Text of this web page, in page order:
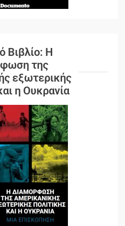
Βιβλίο: Η
της
εξωτερικής
η Ουκρανία